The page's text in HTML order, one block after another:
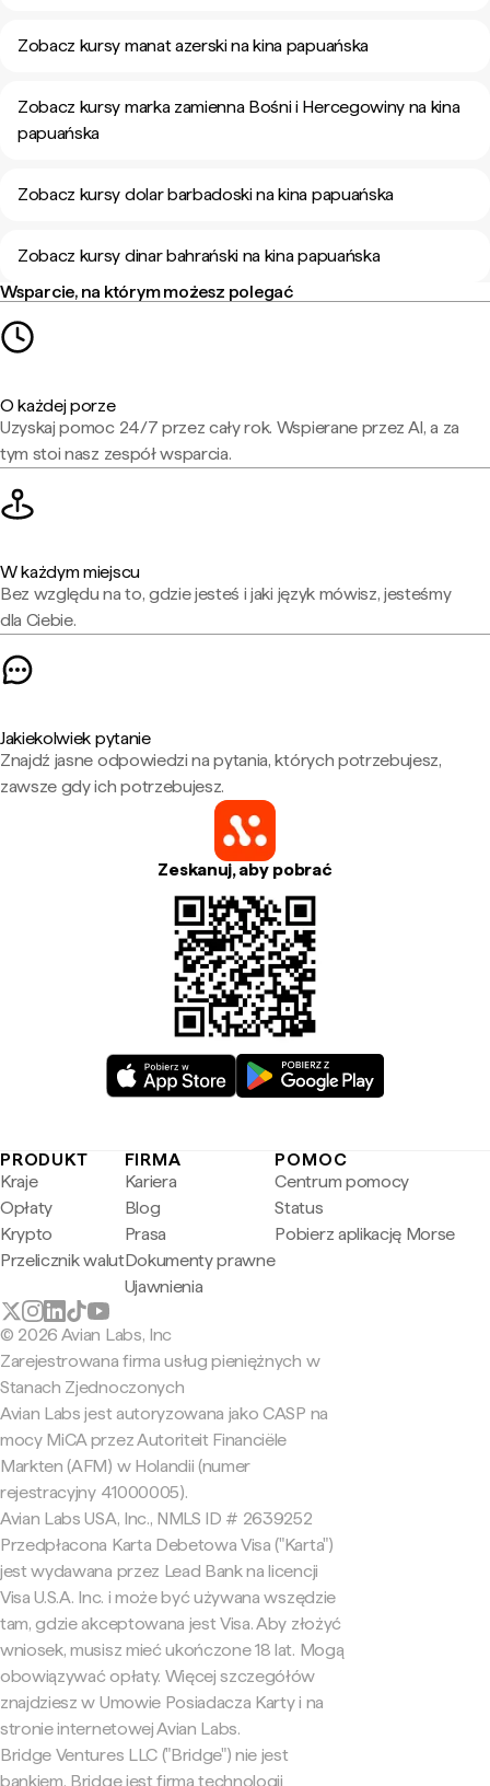
Zobacz kursy manat azerski na kina papuańska
Zobacz kursy marka zamienna Bośni i Hercegowiny na kina
papuańska
Zobacz kursy dolar barbadoski na kina papuańska
Zobacz kursy dinar bahrański na kina papuańska
Wsparcie, na którym możesz polegać
O każdej porze
Uzyskaj pomoc 24/7 przez cały rok. Wspierane przez AI, a za
tym stoi nasz zespół wsparcia.
W każdym miejscu
Bez względu na to, gdzie jesteś i jaki język mówisz, jesteśmy
dla Ciebie.
Jakiekolwiek pytanie
Znajdź jasne odpowiedzi na pytania, których potrzebujesz,
zawsze gdy ich potrzebujesz.
Zeskanuj, aby pobrać
PRODUKT
Kraje
Opłaty
Krypto
Przelicznik walut
FIRMA
Kariera
Blog
Prasa
Dokumenty prawne
Ujawnienia
POMOC
Centrum pomocy
Status
Pobierz aplikację Morse
© 2026 Avian Labs, Inc
Zarejestrowana firma usług pieniężnych w
Stanach Zjednoczonych
Avian Labs jest autoryzowana jako CASP na
mocy MiCA przez Autoriteit Financiële
Markten (AFM) w Holandii (numer
rejestracyjny 41000005).
Avian Labs USA, Inc., NMLS ID # 2639252
Przedpłacona Karta Debetowa Visa ("Karta")
jest wydawana przez Lead Bank na licencji
Visa U.S.A. Inc. i może być używana wszędzie
tam, gdzie akceptowana jest Visa. Aby złożyć
wniosek, musisz mieć ukończone 18 lat. Mogą
obowiązywać opłaty. Więcej szczegółów
znajdziesz w Umowie Posiadacza Karty i na
stronie internetowej Avian Labs.
Bridge Ventures LLC ("Bridge") nie jest
bankiem. Bridge jest firmą technologii